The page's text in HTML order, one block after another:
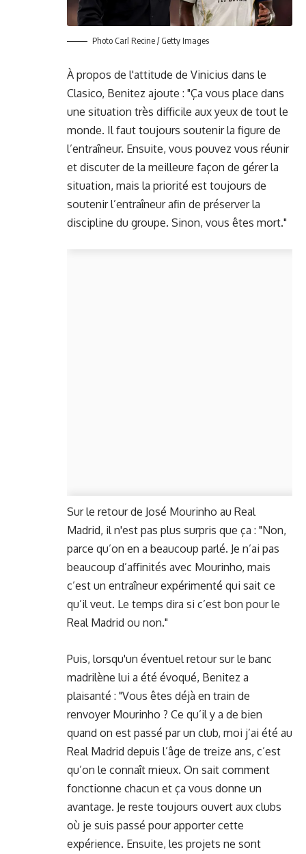
Photo Carl Recine / Getty Images
À propos de l'attitude de Vinicius dans le
Clasico, Benitez ajoute : "Ça vous place dans
une situation très difficile aux yeux de tout le
monde. Il faut toujours soutenir la figure de
l’entraîneur. Ensuite, vous pouvez vous réunir
et discuter de la meilleure façon de gérer la
situation, mais la priorité est toujours de
soutenir l’entraîneur afin de préserver la
discipline du groupe. Sinon, vous êtes mort."
Sur le retour de José Mourinho au Real
Madrid, il n'est pas plus surpris que ça : "Non,
parce qu’on en a beaucoup parlé. Je n’ai pas
beaucoup d’affinités avec Mourinho, mais
c’est un entraîneur expérimenté qui sait ce
qu’il veut. Le temps dira si c’est bon pour le
Real Madrid ou non."
Puis, lorsqu'un éventuel retour sur le banc
madrilène lui a été évoqué, Benitez a
plaisanté : "Vous êtes déjà en train de
renvoyer Mourinho ? Ce qu’il y a de bien
quand on est passé par un club, moi j’ai été au
Real Madrid depuis l’âge de treize ans, c’est
qu’on le connaît mieux. On sait comment
fonctionne chacun et ça vous donne un
avantage. Je reste toujours ouvert aux clubs
où je suis passé pour apporter cette
expérience. Ensuite, les projets ne sont